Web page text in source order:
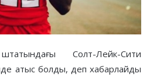
Солт-Лейк-Сити
атыс болды, деп хабарлайды